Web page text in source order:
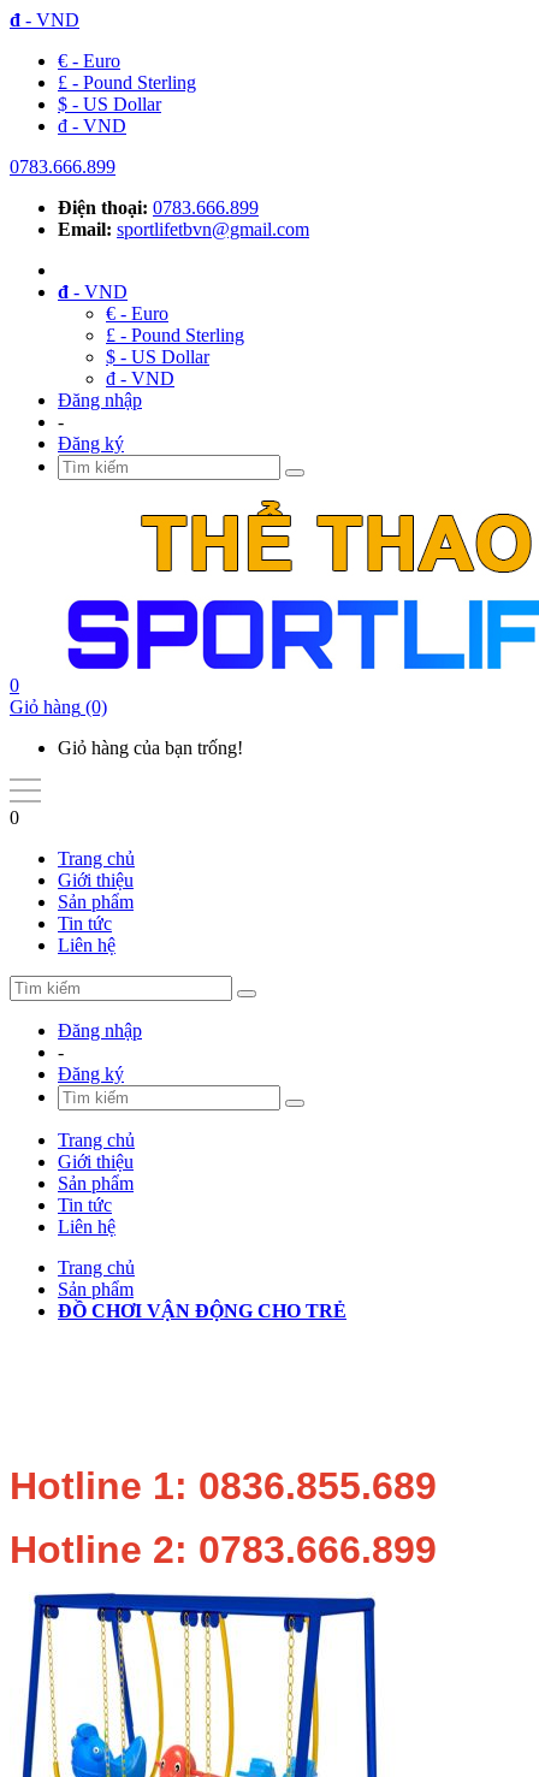
đ - VND
€ - Euro
£ - Pound Sterling
$ - US Dollar
đ - VND
0783.666.899
Điện thoại: 0783.666.899
Email: sportlifetbvn@gmail.com
đ - VND
€ - Euro
£ - Pound Sterling
$ - US Dollar
đ - VND
Đăng nhập
-
Đăng ký
0
Giỏ hàng (0)
Giỏ hàng của bạn trống!
0
Trang chủ
Giới thiệu
Sản phẩm
Tin tức
Liên hệ
Đăng nhập
-
Đăng ký
Trang chủ
Giới thiệu
Sản phẩm
Tin tức
Liên hệ
Trang chủ
Sản phẩm
ĐỒ CHƠI VẬN ĐỘNG CHO TRẺ
Hotline 1: 0836.855.689
Hotline 2: 0783.666.899